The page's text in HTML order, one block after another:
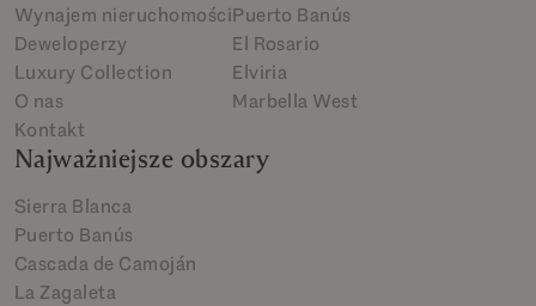
Wynajem nieruchomości
Deweloperzy
Luxury Collection
O nas
Kontakt
Puerto Banús
El Rosario
Elviria
Marbella West
Najważniejsze obszary
Sierra Blanca
Puerto Banús
Cascada de Camoján
La Zagaleta